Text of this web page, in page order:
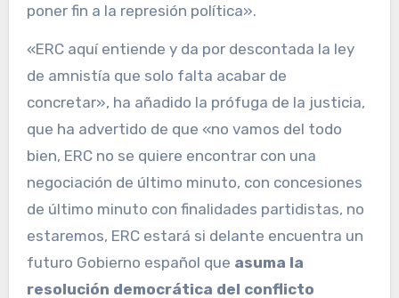
poner fin a la represión política».
«ERC aquí entiende y da por descontada la ley
de amnistía que solo falta acabar de
concretar», ha añadido la prófuga de la justicia,
que ha advertido de que «no vamos del todo
bien, ERC no se quiere encontrar con una
negociación de último minuto, con concesiones
de último minuto con finalidades partidistas, no
estaremos, ERC estará si delante encuentra un
futuro Gobierno español que asuma la
resolución democrática del conflicto